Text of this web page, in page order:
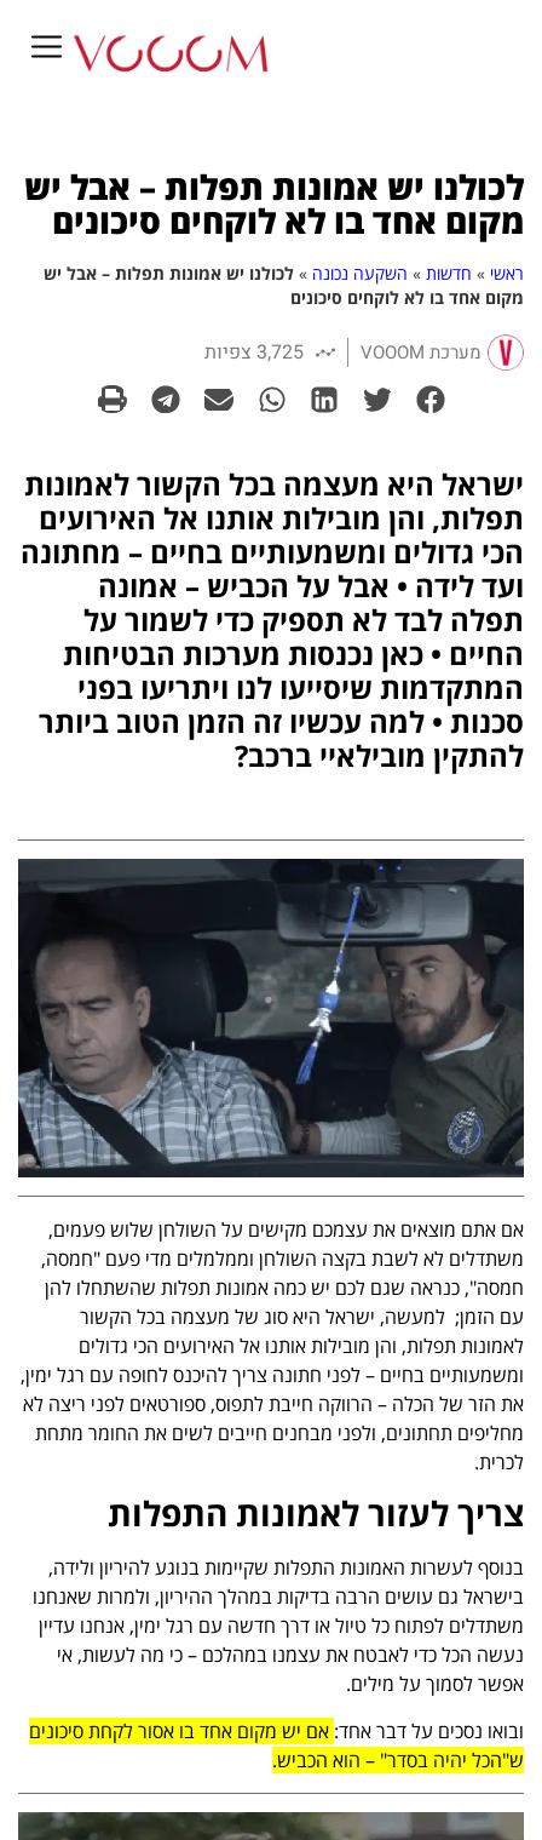
לכולנו יש אמונות תפלות – אבל יש
מקום אחד בו לא לוקחים סיכונים
ראשי » חדשות » השקעה נכונה » לכולנו יש אמונות תפלות – אבל יש
מקום אחד בו לא לוקחים סיכונים
מערכת VOOOM 3,725 צפיות
ישראל היא מעצמה בכל הקשור לאמונות
תפלות, והן מובילות אותנו אל האירועים
הכי גדולים ומשמעותיים בחיים – מחתונה
ועד לידה • אבל על הכביש – אמונה
תפלה לבד לא תספיק כדי לשמור על
החיים • כאן נכנסות מערכות הבטיחות
המתקדמות שיסייעו לנו ויתריעו בפני
סכנות • למה עכשיו זה הזמן הטוב ביותר
להתקין מובילאיי ברכב?
אם אתם מוצאים את עצמכם מקישים על השולחן שלוש פעמים,
משתדלים לא לשבת בקצה השולחן וממלמלים מדי פעם "חמסה,
חמסה", כנראה שגם לכם יש כמה אמונות תפלות שהשתחלו להן
עם הזמן; למעשה, ישראל היא סוג של מעצמה בכל הקשור
לאמונות תפלות, והן מובילות אותנו אל האירועים הכי גדולים
ומשמעותיים בחיים – לפני חתונה צריך להיכנס לחופה עם רגל ימין,
את הזר של הכלה – הרווקה חייבת לתפוס, ספורטאים לפני ריצה לא
מחליפים תחתונים, ולפני מבחנים חייבים לשים את החומר מתחת
לכרית.
צריך לעזור לאמונות התפלות
בנוסף לעשרות האמונות התפלות שקיימות בנוגע להיריון ולידה,
בישראל גם עושים הרבה בדיקות במהלך ההיריון, ולמרות שאנחנו
משתדלים לפתוח כל טיול או דרך חדשה עם רגל ימין, אנחנו עדיין
נעשה הכל כדי לאבטח את עצמנו במהלכם – כי מה לעשות, אי
אפשר לסמוך על מילים.
ובואו נסכים על דבר אחד: אם יש מקום אחד בו אסור לקחת סיכונים
ש"הכל יהיה בסדר" – הוא הכביש.